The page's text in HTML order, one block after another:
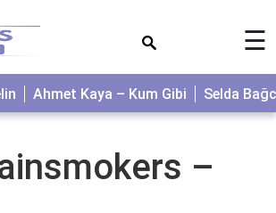
☰
Ahmet Kaya – Kum Gibi Selda
–